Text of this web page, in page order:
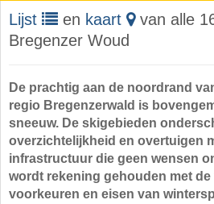
Lijst en kaart
van alle
Bregenzer Woud
De prachtig aan de noordrand
regio Bregenzerwald is
sneeuw. De skigebieden
overzichtelijkheid en overtuigen
infrastructuur die geen wensen
wordt rekening gehouden met
voorkeuren en eisen van